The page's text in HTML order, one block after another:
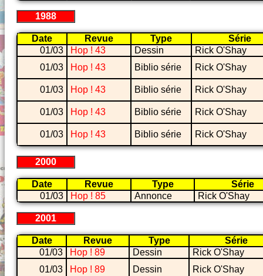
1988
Date Revue Type
Série
01/03
Hop ! 43 Dessin
Rick O'Shay
01/03
Hop ! 43 Biblio série Rick O'Shay
01/03 Hop ! 43 Biblio série Rick O'Shay
01/03 Hop ! 43 Biblio série Rick O'Shay
01/03 Hop ! 43 Biblio série Rick O'Shay
2000
Date Revue Type
Série
01/03
Hop ! 85 Annonce Rick O'Shay
2001
Date Revue Type
Série
01/03
Hop ! 89 Dessin
Rick O'Shay
01/03
Hop ! 89 Dessin
Rick O'Shay